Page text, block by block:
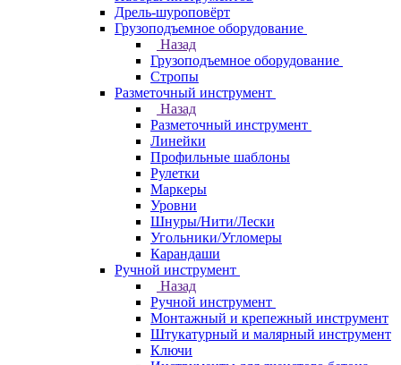
Дрель-шуроповёрт
Грузоподъемное оборудование
Назад
Грузоподъемное оборудование
Стропы
Разметочный инструмент
Назад
Разметочный инструмент
Линейки
Профильные шаблоны
Рулетки
Маркеры
Уровни
Шнуры/Нити/Лески
Угольники/Угломеры
Карандаши
Ручной инструмент
Назад
Ручной инструмент
Монтажный и крепежный инструмент
Штукатурный и малярный инструмент
Ключи